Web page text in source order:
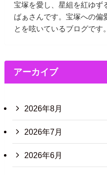
宝塚を愛し、星組を紅ゆず
ばぁさんです。宝塚への偏
とを呟いているブログです。
アーカイブ
2026年8月
2026年7月
2026年6月